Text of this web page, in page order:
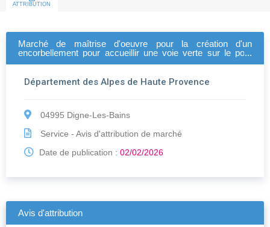
ATTRIBUTION
Marché de maîtrise d'oeuvre pour la création d'un
encorbellement pour accueillir une voie verte sur le pont
Département des Alpes de Haute Provence
04995 Digne-Les-Bains
Service - Avis d'attribution de marché
Date de publication : 02/02/2026
Avis d'attribution